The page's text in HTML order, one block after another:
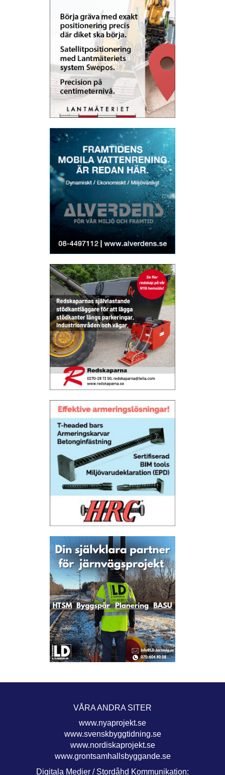
VÅRA ANDRA SITER
www.nyaprojekt.se
www.svenskbyggtidning.se
www.nordiskaprojekt.se
www.grontsamhallsbyggande.se
Digitala Medier / Stordåhd Kommunikation: